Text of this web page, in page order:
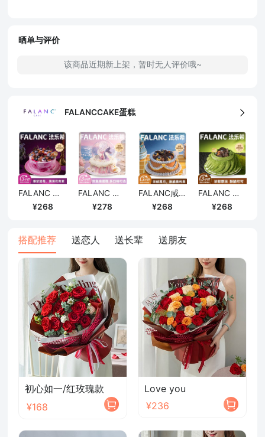
确定
晒单与评价
该商品近期新上架，暂时无人评价哦~
FALANCCAKE蛋糕
FALANC 四重莓果·熔岩黑巧蓝莓蛋糕/6寸
268
FALANC 双鱼座·粉霞星海奶油蛋糕/6寸
278
FALANC咸可可·生巧奥利奥蛋糕/6寸
268
FALANC 厚抹茶·黑巧奥利奥蛋糕/6寸
268
搭配推荐 送恋人 送长辈 送朋友
初心如一/红玫瑰款
¥168
Love you
¥236